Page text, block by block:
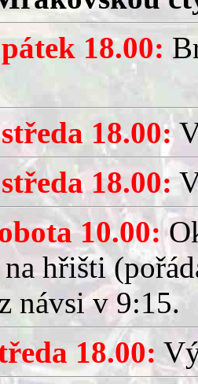
18.00:
18.00:
18.00:
10.00:
hřišti
návsi v 9:15.
18.00: